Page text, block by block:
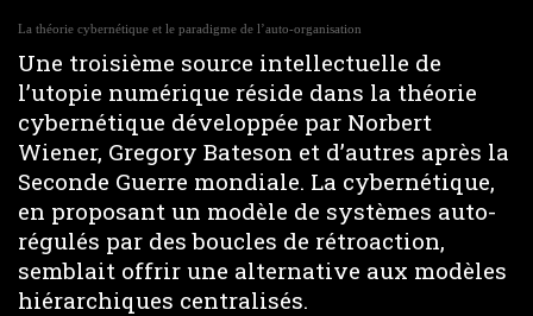
La théorie cybernétique et le paradigme de l’auto-organisation
Une troisième source intellectuelle de
l’utopie numérique réside dans la théorie
cybernétique développée par Norbert
Wiener, Gregory Bateson et d’autres après la
Seconde Guerre mondiale. La cybernétique,
en proposant un modèle de systèmes auto-
régulés par des boucles de rétroaction,
semblait offrir une alternative aux modèles
hiérarchiques centralisés.